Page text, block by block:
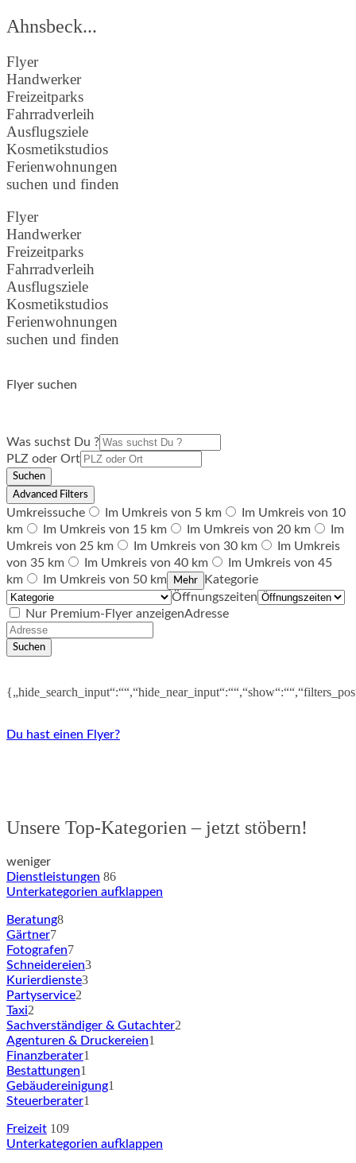
Ahnsbeck...
Flyer
Handwerker
Freizeitparks
Fahrradverleih
Ausflugsziele
Kosmetikstudios
Ferienwohnungen
suchen und finden
Flyer
Handwerker
Freizeitparks
Fahrradverleih
Ausflugsziele
Kosmetikstudios
Ferienwohnungen
suchen und finden
Flyer suchen
Was suchst Du ?
PLZ oder Ort
Suchen
Advanced Filters
Umkreissuche Im Umkreis von 5 km
Im Umkreis von 10
km
Im Umkreis von 15 km Im Umkreis von 20 km
Im
Umkreis von 25 km
Im Umkreis von 30 km
Im Umkreis
von 35 km
Im Umkreis von 40 km
Im Umkreis von 45
km
Im Umkreis von 50 km Mehr
Kategorie
Öffnungszeiten
Nur Premium-Flyer anzeigenAdresse
Suchen
Du hast einen Flyer?
Unsere Top-Kategorien – jetzt stöbern!
weniger
Dienstleistungen 86
Unterkategorien aufklappen
Beratung8
Gärtner7
Fotografen7
Schneidereien3
Kurierdienste3
Partyservice2
Taxi2
Sachverständiger & Gutachter2
Agenturen & Druckereien1
Finanzberater1
Bestattungen1
Gebäudereinigung1
Steuerberater1
Freizeit 109
Unterkategorien aufklappen